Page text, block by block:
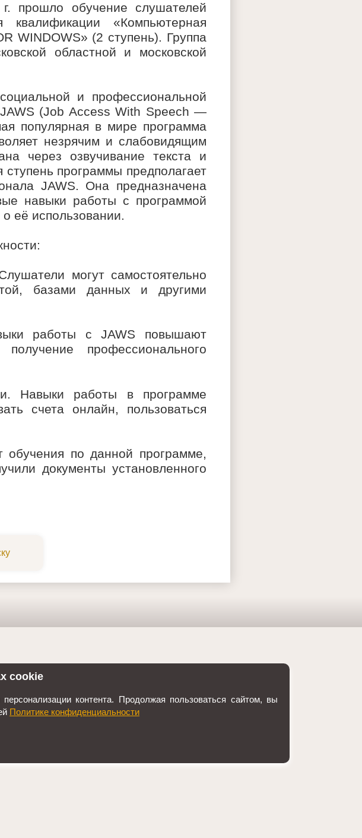
cookie
контента. Продолжая пользоваться сайтом, вы
Политике конфиденциальности
прошло обучение слушателей
«Компьютерная
WINDOWS» (2 ступень). Группа
областной и московской
и профессиональной
(Job Access With Speech —
популярная в мире программа
незрячим и слабовидящим
через озвучивание текста и
программы предполагает
JAWS. Она предназначена
навыки работы с программой
её использовании.
могут самостоятельно
базами данных и другими
работы с JAWS повышают
профессионального
Навыки работы в программе
счета онлайн, пользоваться
по данной программе,
документы установленного